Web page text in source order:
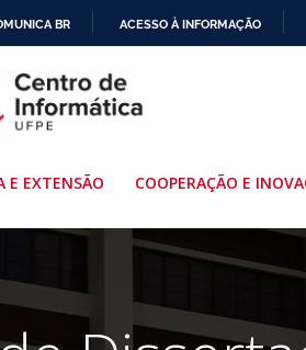
PARA
O
BR ACESSO À INFORMAÇÃO
E EXTENSÃO COOPERAÇÃO E